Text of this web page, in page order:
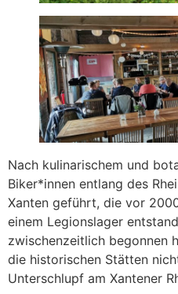
Nach kulinarischem und
Biker*innen entlang des
Xanten geführt, die vor
einem Legionslager
zwischenzeitlich begonnen
die historischen Stätten
Unterschlupf am Xantener